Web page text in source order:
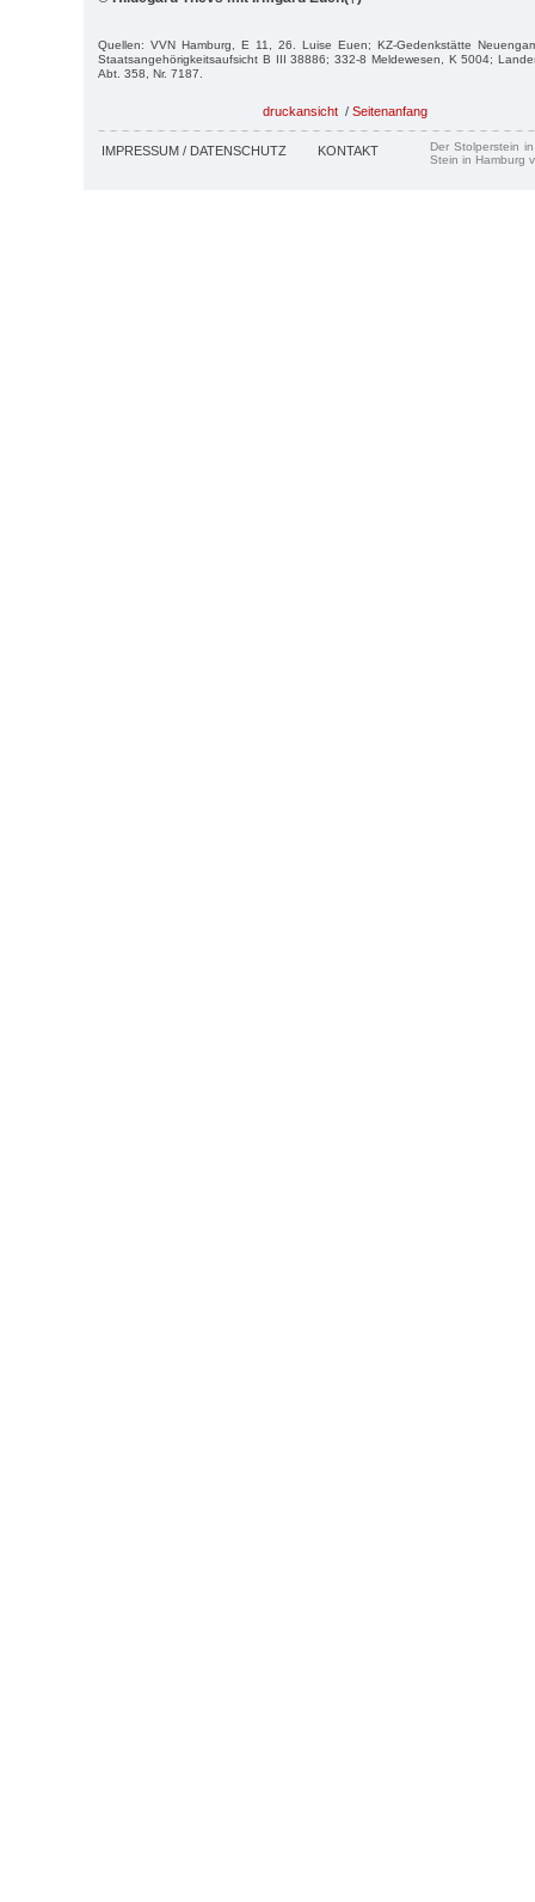
Quellen: VVN Hamburg, E 11, 26. Luise Euen; KZ-Gedenkstätte
Staatsangehörigkeitsaufsicht B III 38886; 332-8 Meldewesen, K 5004;
Abt. 358, Nr. 7187.
druckansicht / Seitenanfang
IMPRESSUM / DATENSCHUTZ KONTAKT
Der Stolperstein
Stein in Hamburg